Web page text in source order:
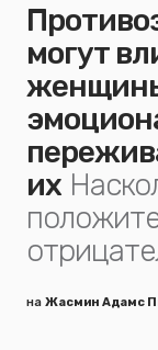
могут
их
на Жасмин Адамс